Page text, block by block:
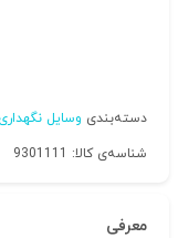
دسته‌بندی وسایل
شناسه‌ی کالا: 9301111
معرفی